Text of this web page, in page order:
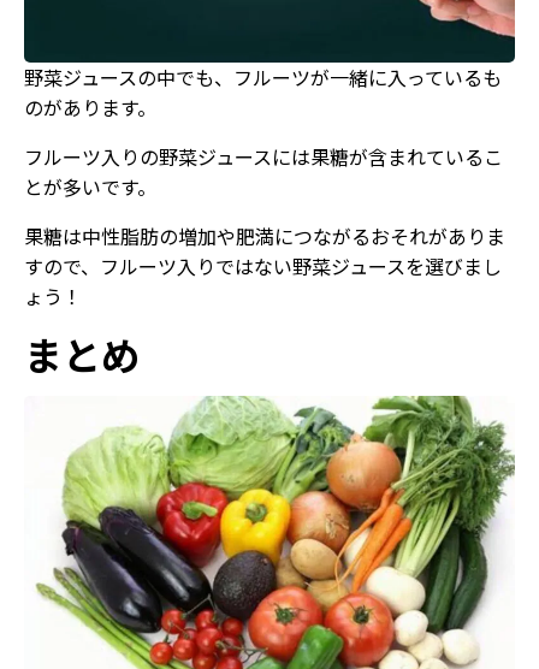
野菜ジュースの中でも、フルーツが一緒に入っているも
のがあります。
フルーツ入りの野菜ジュースには果糖が含まれているこ
とが多いです。
果糖は中性脂肪の増加や肥満につながるおそれがありま
すので、フルーツ入りではない野菜ジュースを選びまし
ょう！
まとめ